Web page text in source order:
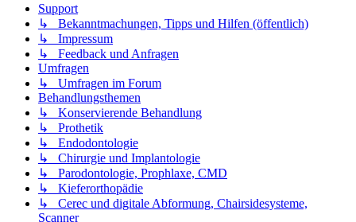
Support
↳ Bekanntmachungen, Tipps und Hilfen (öffentlich)
↳ Impressum
↳ Feedback und Anfragen
Umfragen
↳ Umfragen im Forum
Behandlungsthemen
↳ Konservierende Behandlung
↳ Prothetik
↳ Endodontologie
↳ Chirurgie und Implantologie
↳ Parodontologie, Prophlaxe, CMD
↳ Kieferorthopädie
↳ Cerec und digitale Abformung, Chairsidesysteme,
Scanner